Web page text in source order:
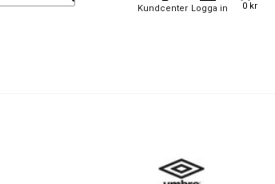
Logga in 0 kr